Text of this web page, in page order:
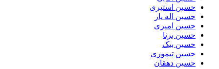
حسین استیری
حسین اله یار
حسین امیری
حسین برنا
حسین بیک
حسین تیموری
حسین دهقان